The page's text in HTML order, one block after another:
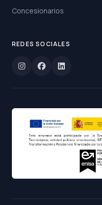
Concesionarios
REDES SOCIALES